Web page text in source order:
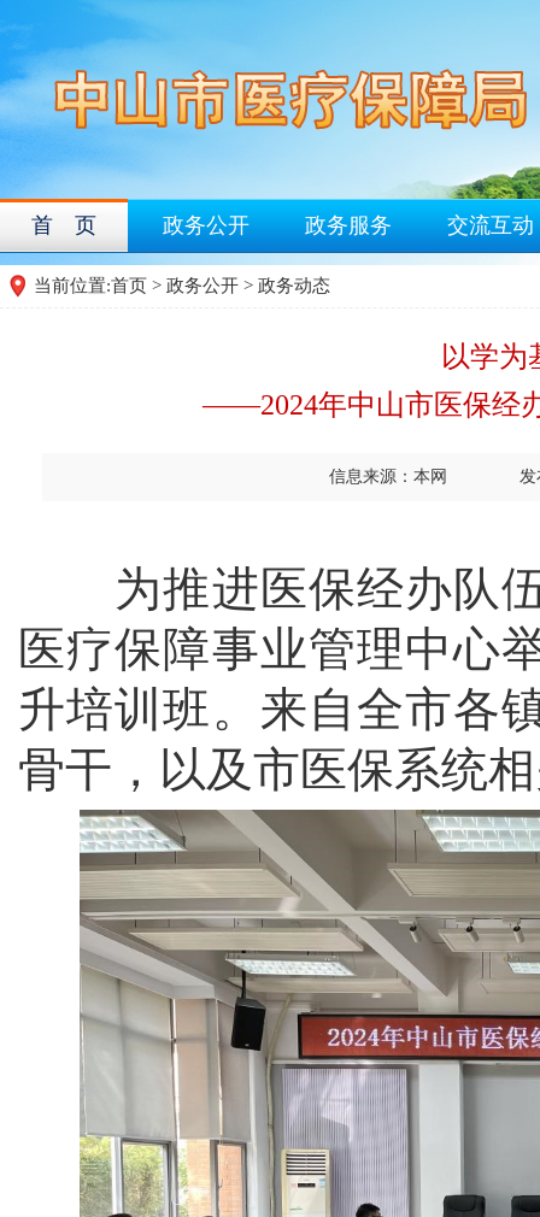
首 页 政务公开 政务服务 交流互动
当前位置:首页 > 政务公开 > 政务动态
以学为
——2024年中山市医保经
信息来源：本网 发
为推进医保经办队伍
医疗保障事业管理中心
升培训班。来自全市各
骨干，以及市医保系统